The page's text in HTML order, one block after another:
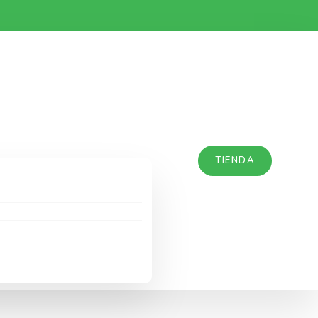
TIENDA